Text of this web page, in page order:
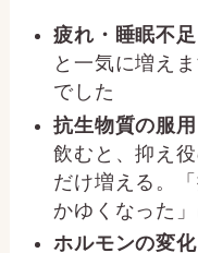
疲れ・睡眠不
と一気に増え
でした
抗生物質の服用
飲むと、抑え
だけ増える。
かゆくなった
ホルモンの変化